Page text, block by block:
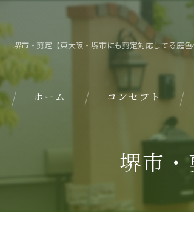
堺市・剪定【東大阪・堺市にも剪定対応してる庭色
ホーム コンセプト
堺市